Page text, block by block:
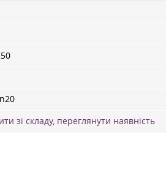
зі складу, переглянути наявність